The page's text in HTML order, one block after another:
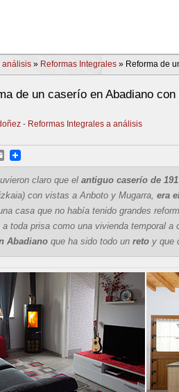
análisis » Reformas Integrales » Reforma de
de un caserío en Abadiano
- Reformas Integrales a análisis
Email
claro que el antiguo caserío de
con vistas a Anboto y Mugarra, era
casa que no había tenido grandes
a toda prisa como una vivienda temporal a
Abadiano que ha sido todo un reto y que